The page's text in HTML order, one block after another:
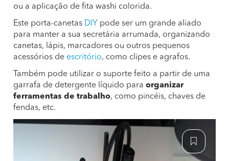
ou a aplicação de fita washi colorida.
Este porta-canetas DIY pode ser um grande aliado
para manter a sua secretária arrumada, organizando
canetas, lápis, marcadores ou outros pequenos
acessórios de escritório, como clipes e agrafos.
Também pode utilizar o suporte feito a partir de uma
garrafa de detergente líquido para organizar
ferramentas de trabalho, como pincéis, chaves de
fendas, etc.